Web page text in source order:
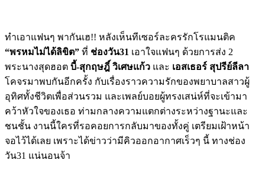
ทำเอาแฟนๆ พากันเฮ!! หลังเห็นทีเซอร์ละครรักโรแมนติค
“พรหมไม่ได้ลิขิต” ที่ ช่องวัน31 เอาใจแฟนๆ ด้วยการส่ง 2
พระนางสุดฮอต บี้-สุกฤษฎิ์ วิเศษแก้ว และ เอสเธอร์ สุปรีย์ลีลา
โคจรมาพบกันอีกครั้ง กับเรื่องราวความรักของพยาบาลสาวผู้
อุทิศทั้งชีวิตเพื่อส่วนรวม และเพลย์บอยผู้ทรงเสน่ห์ที่จะเข้ามา
คว้าหัวใจของเธอ ท่ามกลางความแตกต่างระหว่างฐานะและ
ชนชั้น งานนี้ใครที่รอคอยการกลับมาของทั้งคู่ เตรียมเฝ้าหน้า
จอไว้ได้เลย เพราะได้ข่าวว่ามีคิวออกอากาศเร็วๆ นี้ ทางช่อง
วัน31 แน่นอนจ้า